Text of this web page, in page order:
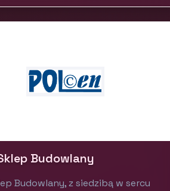
Budowlany
Budowlany, z siedzibą w sercu